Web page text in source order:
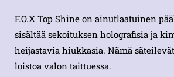
F.O.X Top Shine on ainutlaatuinen
sisältää sekoituksen holografisia ja
heijastavia hiukkasia. Nämä
loistoa valon taittuessa.